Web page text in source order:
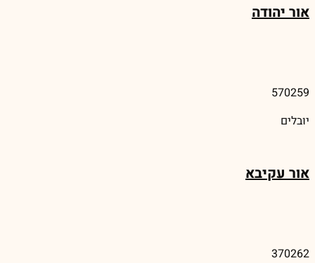
אור יהודה
570259
יובלים
אור עקיבא
370262